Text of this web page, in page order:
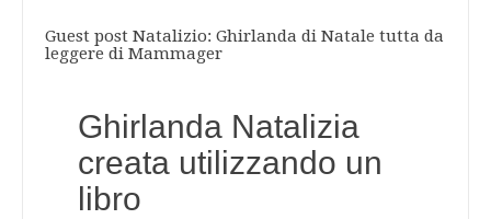
Guest post Natalizio: Ghirlanda di Natale tutta da
leggere di Mammager
Ghirlanda Natalizia
creata utilizzando un
libro